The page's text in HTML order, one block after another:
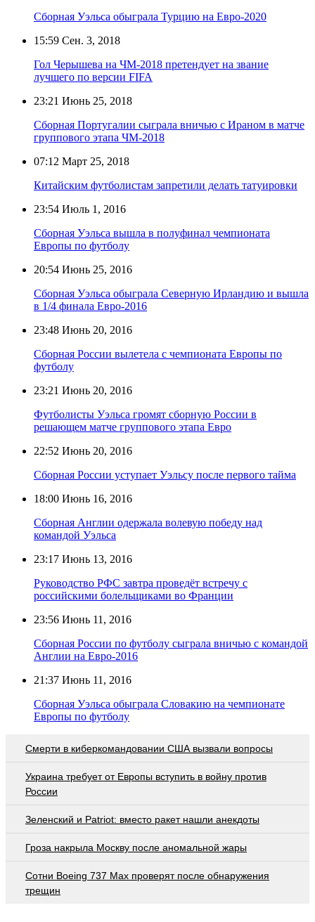
Сборная Уэльса обыграла Турцию на Евро-2020
15:59 Сен. 3, 2018
Гол Черышева на ЧМ-2018 претендует на звание
лучшего по версии FIFA
23:21 Июнь 25, 2018
Сборная Португалии сыграла вничью с Ираном в матче
группового этапа ЧМ-2018
07:12 Март 25, 2018
Китайским футболистам запретили делать татуировки
23:54 Июль 1, 2016
Сборная Уэльса вышла в полуфинал чемпионата
Европы по футболу
20:54 Июнь 25, 2016
Сборная Уэльса обыграла Северную Ирландию и вышла
в 1/4 финала Евро-2016
23:48 Июнь 20, 2016
Сборная России вылетела с чемпионата Европы по
футболу
23:21 Июнь 20, 2016
Футболисты Уэльса громят сборную России в
решающем матче группового этапа Евро
22:52 Июнь 20, 2016
Сборная России уступает Уэльсу после первого тайма
18:00 Июнь 16, 2016
Сборная Англии одержала волевую победу над
командой Уэльса
23:17 Июнь 13, 2016
Руководство РФС завтра проведёт встречу с
российскими болельщиками во Франции
23:56 Июнь 11, 2016
Сборная России по футболу сыграла вничью с командой
Англии на Евро-2016
21:37 Июнь 11, 2016
Сборная Уэльса обыграла Словакию на чемпионате
Европы по футболу
Смерти в киберкомандовании США вызвали вопросы
Украина требует от Европы вступить в войну против
России
Зеленский и Patriot: вместо ракет нашли анекдоты
Гроза накрыла Москву после аномальной жары
Сотни Boeing 737 Max проверят после обнаружения
трещин